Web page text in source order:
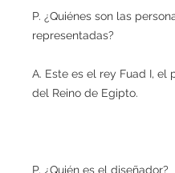
P. ¿Quiénes son las
representadas?
A. Este es el rey Fuad I, el
del Reino de Egipto.
P. ¿Quién es el diseñador?